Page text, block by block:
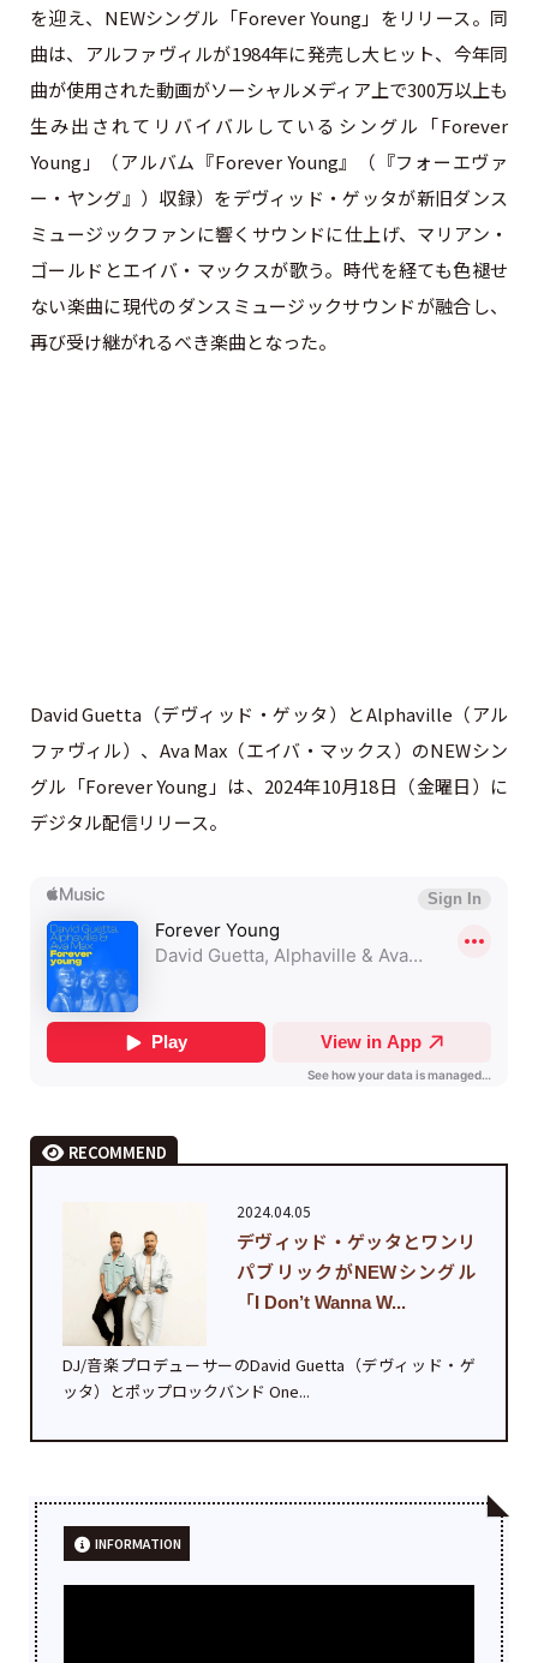
を迎え、NEWシングル「Forever Young」をリリース。同
曲は、アルファヴィルが1984年に発売し大ヒット、今年同
曲が使用された動画がソーシャルメディア上で300万以上も
生み出されてリバイバルしているシングル「Forever
Young」（アルバム『Forever Young』（『フォーエヴァ
ー・ヤング』）収録）をデヴィッド・ゲッタが新旧ダンス
ミュージックファンに響くサウンドに仕上げ、マリアン・
ゴールドとエイバ・マックスが歌う。時代を経ても色褪せ
ない楽曲に現代のダンスミュージックサウンドが融合し、
再び受け継がれるべき楽曲となった。
David Guetta（デヴィッド・ゲッタ）とAlphaville（アル
ファヴィル）、Ava Max（エイバ・マックス）のNEWシン
グル「Forever Young」は、2024年10月18日（金曜日）に
デジタル配信リリース。
RECOMMEND
2024.04.05
デヴィッド・ゲッタとワンリ
パブリックがNEWシングル
「I Don’t Wanna W...
DJ/音楽プロデューサーのDavid Guetta（デヴィッド・ゲ
ッタ）とポップロックバンド One...
INFORMATION